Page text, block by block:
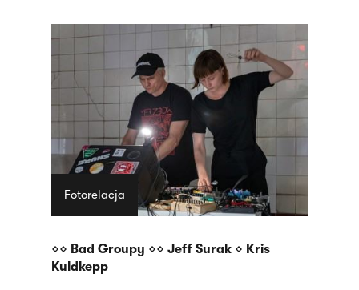
Fotorelacja
⋄⋄ Bad Groupy ⋄⋄ Jeff Surak ⋄ Kris
Kuldkepp